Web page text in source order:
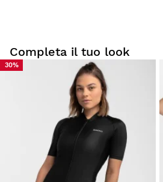
finale a questa linea di
Completa il tuo look
30%